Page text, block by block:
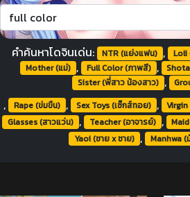
คำค้นหาโดจินเด่น:
NTR (แย่งแฟน) , Loli
Mother (แม่) , Full Color (ภาพสี) ,
Sister (พี่สาว น้องสาว) ,
, Rape (ข่มขืน) , Sex Toys (เซ็กส์ทอย) ,
Glasses (สาวแว่น) , Teacher (อาจารย์) ,
Yaoi (ชาย x ชาย) , Manhwa (